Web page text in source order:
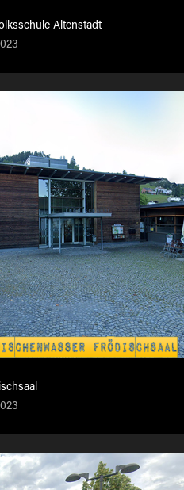
Altenstadt